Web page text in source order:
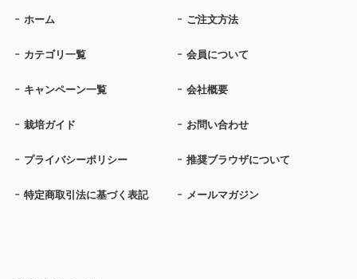
ホーム ご注文方法
カテゴリ一覧 会員について
キャンペーン一覧 会社概要
栽培ガイド お問い合わせ
プライバシーポリシー 推奨ブラウザについて
特定商取引法に基づく表記 メールマガジン